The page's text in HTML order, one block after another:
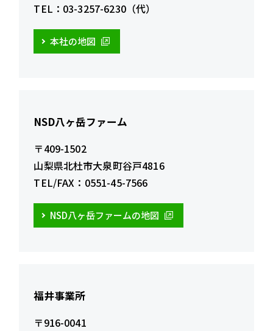
TEL：03-3257-6230（代）
本社の地図
NSD八ヶ岳ファーム
〒409-1502
山梨県北杜市大泉町谷戸4816
TEL/FAX：0551-45-7566
NSD八ヶ岳ファームの地図
福井事業所
〒916-0041